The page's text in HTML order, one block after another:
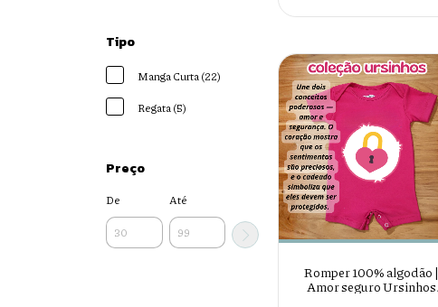
Tipo
Manga Curta (22)
Regata (5)
Preço
De Até
Romper 100% algodão |
Amor seguro Ursinhos